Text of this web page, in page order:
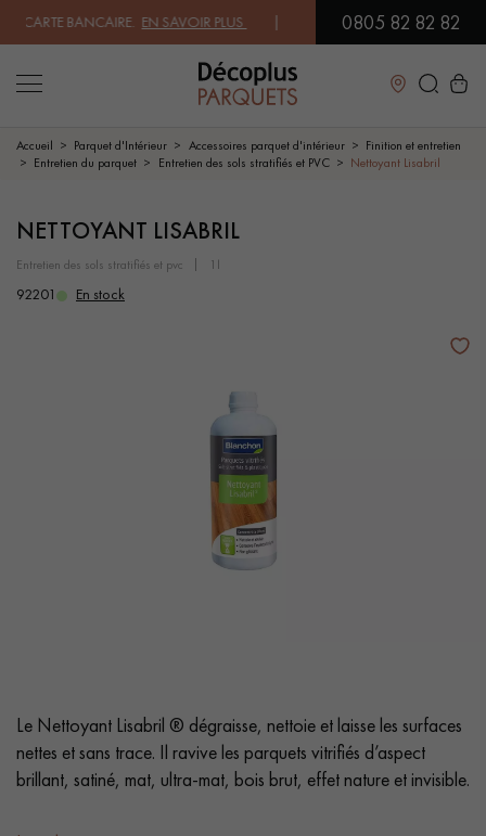
BANCAIRE.EN SAVOIR PLUS| PROFITEZ DE NOS PETITS PRIX .
0805 82 82 82
Fermer
PARQUET MASSIF
Nos conseillers sont disponibles au
0805 82 82 82
Accueil Parquet d'Intérieur Accessoires parquet d'intérieur
Finition et entretien
Entretien du parquet
Entretien des sols stratifiés et PVC Nettoyant Lisabril
NETTOYANT LISABRIL
entretien des sols stratifiés et pvc 1l
92201 En stock
Le Nettoyant Lisabril ® dégraisse, nettoie et laisse les surfaces
nettes et sans trace. Il ravive les parquets vitrifiés d’aspect
brillant, satiné, mat, ultra-mat, bois brut, effet nature et invisible.